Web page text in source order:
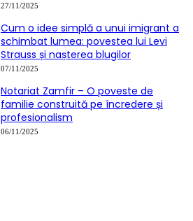
27/11/2025
Cum o idee simplă a unui imigrant a
schimbat lumea: povestea lui Levi
Strauss și nașterea blugilor
07/11/2025
Notariat Zamfir – O poveste de
familie construită pe încredere și
profesionalism
06/11/2025